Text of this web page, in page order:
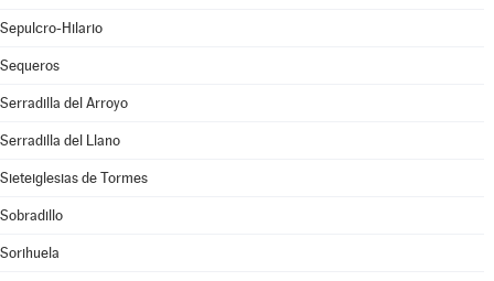
Sepulcro-Hilario
Sequeros
Serradilla del Arroyo
Serradilla del Llano
Sieteiglesias de Tormes
Sobradillo
Sorihuela